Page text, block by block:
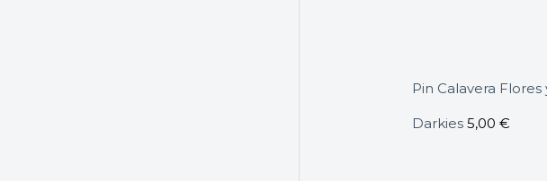
Pin Calavera Flores
Darkies 5,00 €